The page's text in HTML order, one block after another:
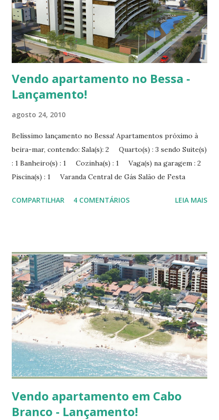
advogado e especialista em direito imobiliário e do
consumidor, Pedro Lessi, diz que o interessado deve adotar
algumas precauções, em especial quando se trata de imóvel
usado. No caso de imóvel com mais de vi...
Vendo apartamento no Bessa -
Lançamento!
agosto 24, 2010
Belíssimo lançamento no Bessa! Apartamentos próximo à
beira-mar, contendo: Sala(s): 2 Quarto(s) : 3 sendo Suite(s)
: 1 Banheiro(s) : 1 Cozinha(s) : 1 Vaga(s) na garagem : 2
Piscina(s) : 1 Varanda Central de Gás Salão de Festa
contato conosco. Você vai se surpreender!
COMPARTILHAR 4 COMENTÁRIOS LEIA MAIS
Vendo apartamento em Cabo
Branco - Lançamento!